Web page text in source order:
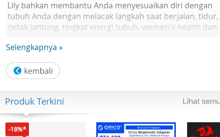
Lily bahkan membantu Anda menyesuaikan diri dengan
tubuh Anda dengan melacak langkah saat berjalan, tidur,
detak jantung, tingkat energi tubuh, women's health dan
Dengan baterai yang tahan hingga 5 hari, Lily membantu
Detail Produk
Lensa bermotif luwes dengan tampilan layar sentuh
Masa hidup baterai hingga 5 hari
Smartwatch yang fashionable dengan case logam
Pemantauan kesehatan termasuk heart rate 24/7
Selengkapnya »
Produk Terkini
-18%*